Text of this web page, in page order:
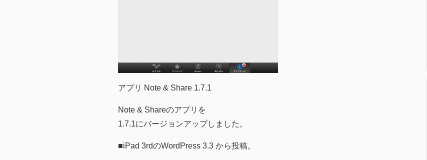
アプリ Note & Share 1.7.1
Note & Shareのアプリを
1.7.1にバージョンアップしました。
■iPad 3rdのWordPress 3.3 から投稿。